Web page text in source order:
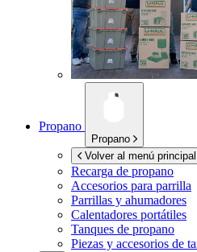
Propano
Propano
Volver al menú principal
Recarga de propano
Accesorios para parrilla
Parrillas y ahumadores
Calentadores portátiles
Tanques de propano
Piezas y accesorios de